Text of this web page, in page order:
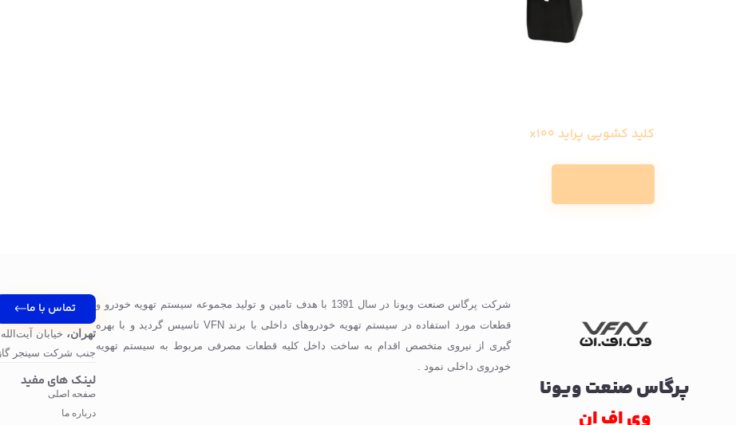
کلید کشویی پراید x100
پرگاس صنعت ویونا
شرکت پرگاس صنعت ویونا در سال 1391 با هدف تامین و تولید مجموعه سیستم تهویه خودرو و
قطعات مورد استفاده در سیستم تهویه خودروهای داخلی با برند VFN تاسیس گردید و با بهره
گیری از نیروی متخصص اقدام به ساخت داخل کلیه قطعات مصرفی مربوط به سیستم تهویه
خودروی داخلی نمود .
تماس با ما
تهران، خیابان
جنب شرکت سینجر گاز
لینک های مفید
صفحه اصلی
درباره ما